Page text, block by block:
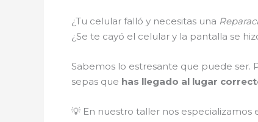
¿Tu celular falló y necesitas una
¿Se te cayó el celular y la pantalla se
Sabemos lo estresante que puede ser.
sepas que has llegado al lugar
💡 En nuestro taller nos especializamos